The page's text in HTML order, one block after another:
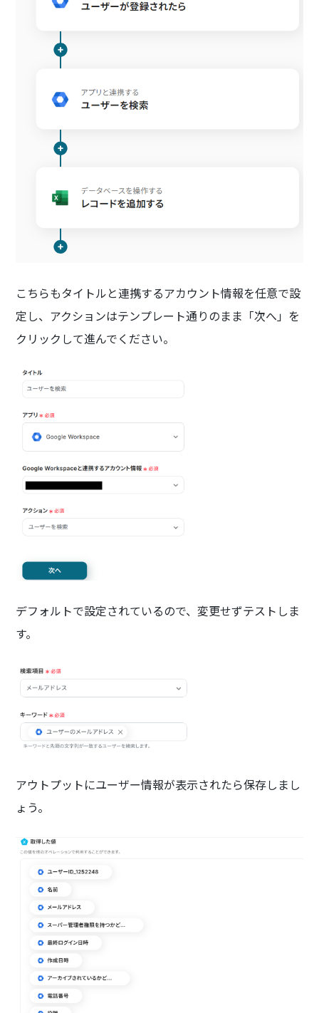
こちらもタイトルと連携するアカウント情報を任意で設
定し、アクションはテンプレート通りのまま「次へ」を
クリックして進んでください。
デフォルトで設定されているので、変更せずテストしま
す。
アウトプットにユーザー情報が表示されたら保存しまし
ょう。